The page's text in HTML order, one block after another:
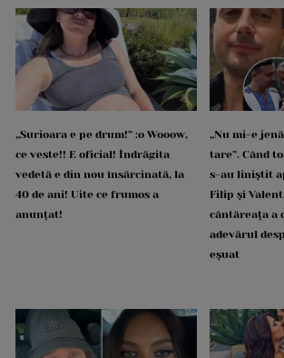
„Surioara e pe drum!” :o Wooow,
ce veste!! E oficial! Îndrăgita
vedetă e din nou însărcinată, la
40 de ani! Uite ce frumos a
anunțat!
„Nu mi-e
tare”. Când
s-au liniștit
Filip și
cântăreața a
adevărul
eșuat